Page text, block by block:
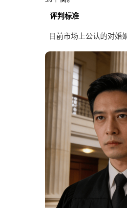
评判标准
目前市场上公认的对婚